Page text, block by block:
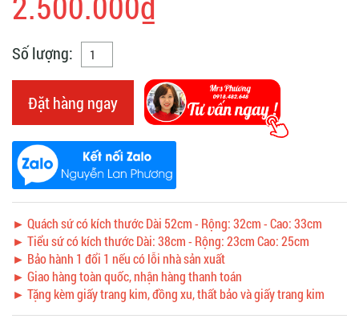
Số lượng:
Đặt hàng ngay
► Quách sứ có kích thước Dài 52cm - Rộng: 32cm - Cao: 33cm
► Tiểu sứ có kích thước Dài: 38cm - Rộng: 23cm Cao: 25cm
► Bảo hành 1 đổi 1 nếu có lỗi nhà sản xuất
► Giao hàng toàn quốc, nhận hàng thanh toán
► Tặng kèm giấy trang kim, đồng xu, thất bảo và giấy trang kim